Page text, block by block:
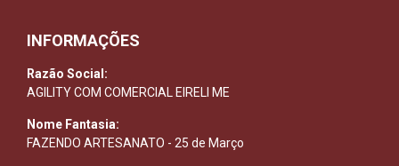
INFORMAÇÕES
Razão Social:
AGILITY COM COMERCIAL EIRELI ME
Nome Fantasia:
FAZENDO ARTESANATO - 25 de Março